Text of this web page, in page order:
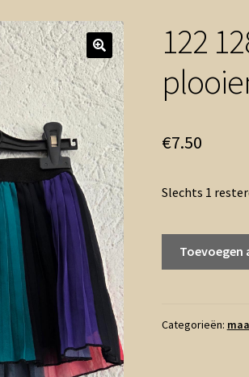
122
€7.50
Slechts 1
rok
Toevoegen
Categorieën: